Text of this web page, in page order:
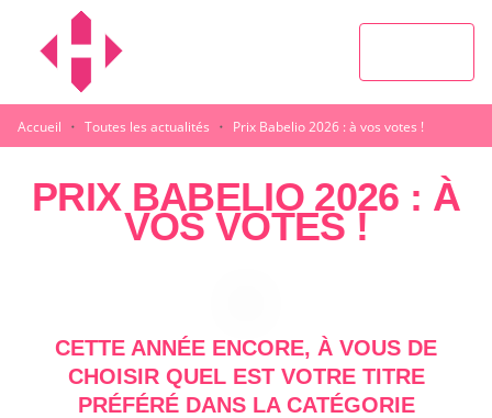
MENU
Accueil · Toutes les actualités · Prix Babelio 2026 : à vos votes !
PRIX BABELIO 2026 : À
VOS VOTES !
CETTE ANNÉE ENCORE, À VOUS DE
CHOISIR QUEL EST VOTRE TITRE
PRÉFÉRÉ DANS LA CATÉGORIE